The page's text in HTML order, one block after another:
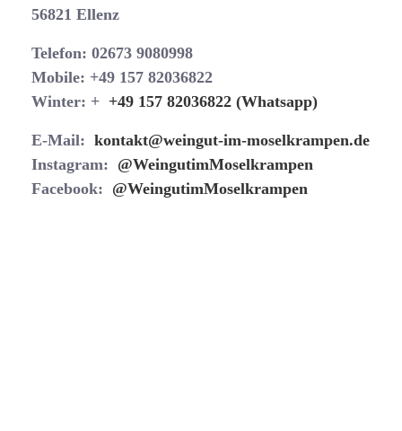
56821 Ellenz
Telefon: 02673 9080998
Mobile: +49 157 82036822
Winter: + +49 157 82036822 (Whatsapp)
E-Mail: kontakt@weingut-im-moselkrampen.de
Instagram: @WeingutimMoselkrampen
Facebook: @WeingutimMoselkrampen